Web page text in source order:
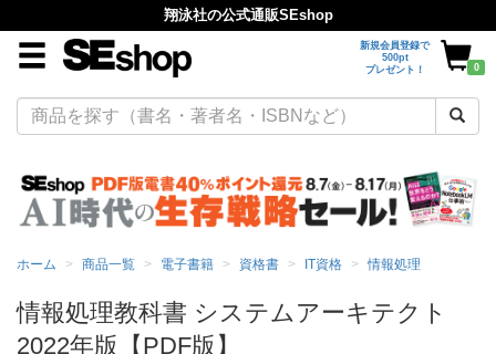
翔泳社の公式通販SEshop
新規会員登録で
500pt
プレゼント！
0
ホーム 商品一覧 電子書籍 資格書 IT資格 情報処理
情報処理教科書 システムアーキテクト
2022年版【PDF版】